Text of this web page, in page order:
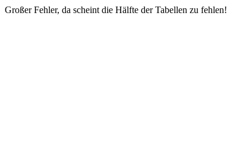
Großer Fehler, da scheint die Hälfte der Tabellen zu fehlen!